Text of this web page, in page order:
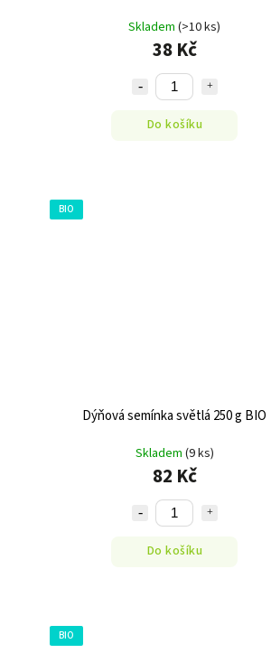
Skladem(>10 ks)
38 Kč
Do košíku
BIO
Dýňová semínka světlá 250 g BIO
Skladem (9 ks)
82 Kč
Do košíku
BIO